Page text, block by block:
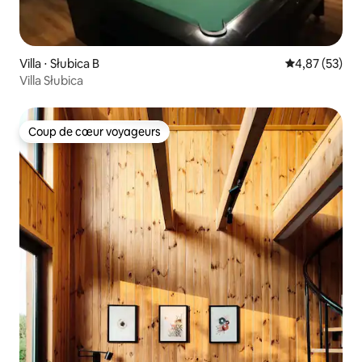
Villa ⋅ Słubica B Évaluation
4,87 (53)
Villa Słubica
Coup de cœur voyageurs
Coup de cœur voyageurs